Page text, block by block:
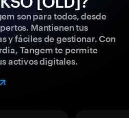
son para todos, desde
Mantienen tus
y fáciles de gestionar. Con
Tangem te permite
activos digitales.